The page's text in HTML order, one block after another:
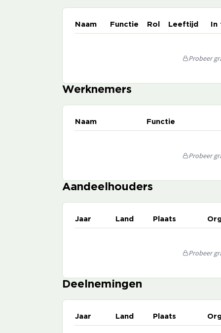
Naam Functie Rol Leeftijd
Probeer
Werknemers
Naam Functie
Probeer
Aandeelhouders
Jaar Land Plaats
Probeer
Deelnemingen
Jaar Land Plaats